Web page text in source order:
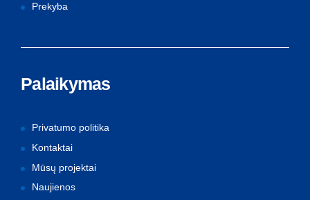
Prekyba
Palaikymas
Privatumo politika
Kontaktai
Mūsų projektai
Naujienos